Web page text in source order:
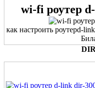
wi-fi роутер
как настроить роутерd-